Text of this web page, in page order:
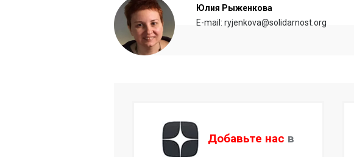
Юлия Рыженкова
E-mail: ryjenkova@solidarnost.org
Добавьте нас в